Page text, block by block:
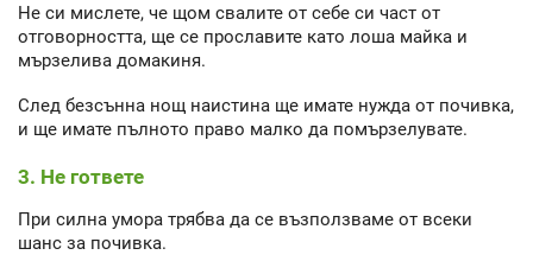
Не си мислете, че щом свалите от себе си част от
отговорността, ще се прославите като лоша майка и
мързелива домакиня.
След безсънна нощ наистина ще имате нужда от почивка,
и ще имате пълното право малко да помързелувате.
3. Не гответе
При силна умора трябва да се възползваме от всеки
шанс за почивка.